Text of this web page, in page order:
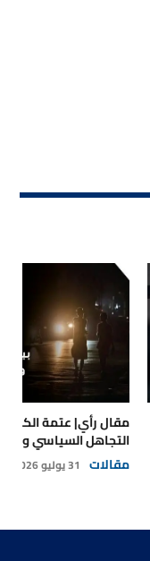
مقال رأي| عتمة
التجاهل السياسي
مقالات 31 يوليو 2026